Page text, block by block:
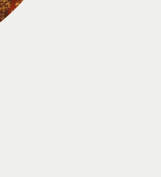
ubogiej dziewczynce o
szukały drewna na opał w pobliżu
w zapanowała dziwna cisza.
skały młodą i piękną Panią.
uklękła przed Panią i zaczęła się
dziewczynie. Podczas szesnastego